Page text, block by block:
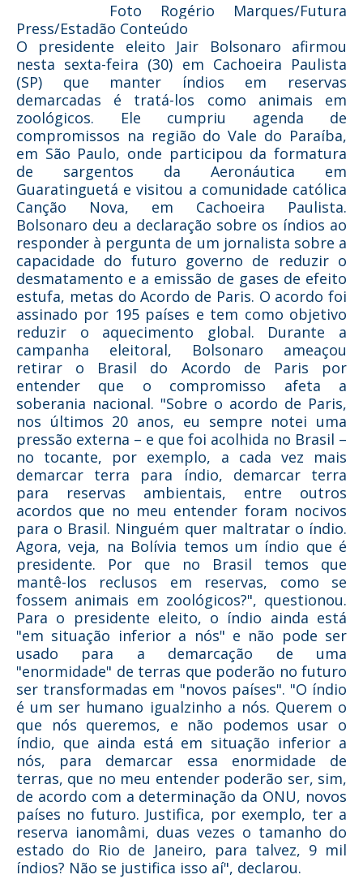
Foto Rogério Marques/Futura
Press/Estadão Conteúdo
O presidente eleito Jair Bolsonaro afirmou
nesta sexta-feira (30) em Cachoeira Paulista
(SP) que manter índios em reservas
demarcadas é tratá-los como animais em
zoológicos. Ele cumpriu agenda de
compromissos na região do Vale do Paraíba,
em São Paulo, onde participou da formatura
de sargentos da Aeronáutica em
Guaratinguetá e visitou a comunidade católica
Canção Nova, em Cachoeira Paulista.
Bolsonaro deu a declaração sobre os índios ao
responder à pergunta de um jornalista sobre a
capacidade do futuro governo de reduzir o
desmatamento e a emissão de gases de efeito
estufa, metas do Acordo de Paris. O acordo foi
assinado por 195 países e tem como objetivo
reduzir o aquecimento global. Durante a
campanha eleitoral, Bolsonaro ameaçou
retirar o Brasil do Acordo de Paris por
entender que o compromisso afeta a
soberania nacional. "Sobre o acordo de Paris,
nos últimos 20 anos, eu sempre notei uma
pressão externa – e que foi acolhida no Brasil –
no tocante, por exemplo, a cada vez mais
demarcar terra para índio, demarcar terra
para reservas ambientais, entre outros
acordos que no meu entender foram nocivos
para o Brasil. Ninguém quer maltratar o índio.
Agora, veja, na Bolívia temos um índio que é
presidente. Por que no Brasil temos que
mantê-los reclusos em reservas, como se
fossem animais em zoológicos?", questionou.
Para o presidente eleito, o índio ainda está
"em situação inferior a nós" e não pode ser
usado para a demarcação de uma
"enormidade" de terras que poderão no futuro
ser transformadas em "novos países". "O índio
é um ser humano igualzinho a nós. Querem o
que nós queremos, e não podemos usar o
índio, que ainda está em situação inferior a
nós, para demarcar essa enormidade de
terras, que no meu entender poderão ser, sim,
de acordo com a determinação da ONU, novos
países no futuro. Justifica, por exemplo, ter a
reserva ianomâmi, duas vezes o tamanho do
estado do Rio de Janeiro, para talvez, 9 mil
índios? Não se justifica isso aí", declarou.